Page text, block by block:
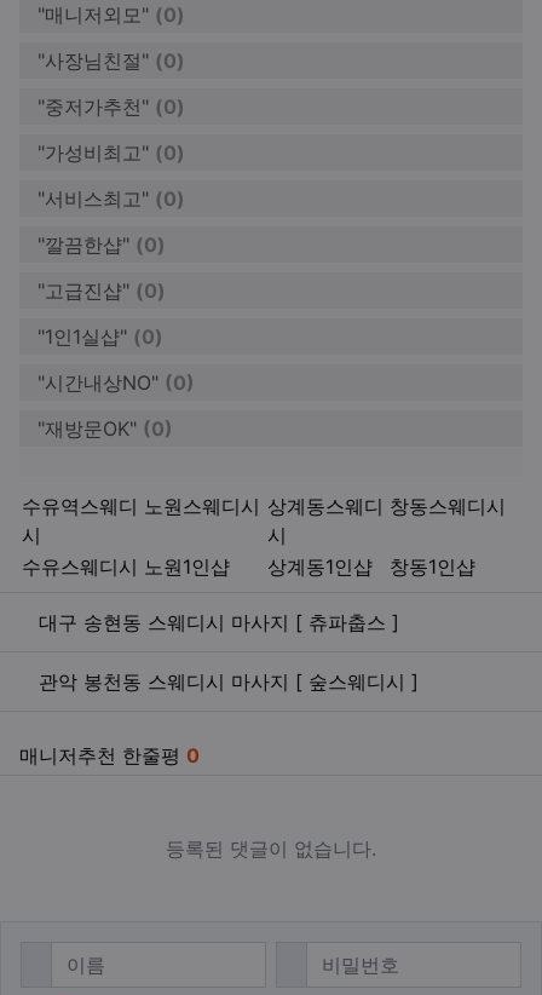
"매니저외모" (0)
"사장님친절" (0)
"중저가추천" (0)
"가성비최고" (0)
"서비스최고" (0)
"깔끔한샵" (0)
"고급진샵" (0)
"1인1실샵" (0)
"시간내상NO" (0)
"재방문OK" (0)
수유역스웨디
시
노원스웨디시 상계동스웨디
시
창동스웨디시
수유스웨디시 노원1인샵 상계동1인샵 창동1인샵
키워드
관련자료
대구 송현동 스웨디시 마사지 [ 츄파춥스 ]
관악 봉천동 스웨디시 마사지 [ 숲스웨디시 ]
매니저추천 한줄평 0
등록된 댓글이 없습니다.
댓글쓰기
필수 비밀번호필수